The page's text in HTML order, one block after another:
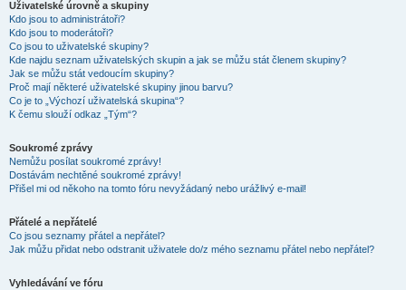
Uživatelské úrovně a skupiny
Kdo jsou to administrátoři?
Kdo jsou to moderátoři?
Co jsou to uživatelské skupiny?
Kde najdu seznam uživatelských skupin a jak se můžu stát členem skupiny?
Jak se můžu stát vedoucím skupiny?
Proč mají některé uživatelské skupiny jinou barvu?
Co je to „Výchozí uživatelská skupina“?
K čemu slouží odkaz „Tým“?
Soukromé zprávy
Nemůžu posílat soukromé zprávy!
Dostávám nechtěné soukromé zprávy!
Přišel mi od někoho na tomto fóru nevyžádaný nebo urážlivý e-mail!
Přátelé a nepřátelé
Co jsou seznamy přátel a nepřátel?
Jak můžu přidat nebo odstranit uživatele do/z mého seznamu přátel nebo nepřátel?
Vyhledávání ve fóru